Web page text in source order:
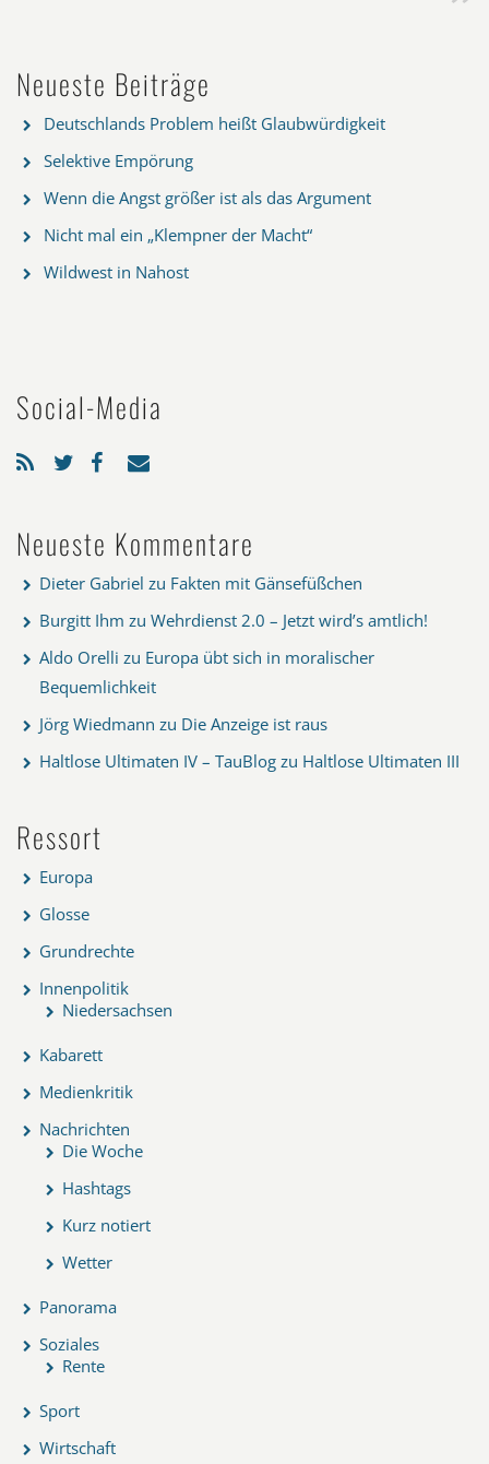
Neueste Beiträge
Deutschlands Problem heißt Glaubwürdigkeit
Selektive Empörung
Wenn die Angst größer ist als das Argument
Nicht mal ein „Klempner der Macht“
Wildwest in Nahost
Social-Media
Neueste Kommentare
Dieter Gabriel zu Fakten mit Gänsefüßchen
Burgitt Ihm zu Wehrdienst 2.0 – Jetzt wird’s amtlich!
Aldo Orelli zu Europa übt sich in moralischer
Bequemlichkeit
Jörg Wiedmann zu Die Anzeige ist raus
Haltlose Ultimaten IV – TauBlog zu Haltlose Ultimaten III
Ressort
Europa
Glosse
Grundrechte
Innenpolitik
Niedersachsen
Kabarett
Medienkritik
Nachrichten
Die Woche
Hashtags
Kurz notiert
Wetter
Panorama
Soziales
Rente
Sport
Wirtschaft